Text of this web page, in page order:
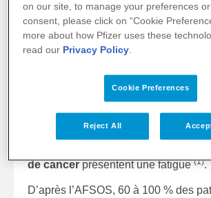
accompagné d’autres mesures. Il
sur le caractère global de cette
qui s’oppose à une fatigue
à une fatigue mentale ou physique
Un phénomène courant
patients atteints de cancer ; il s'agit
de cancerprésentent une fatigue(1).
D’après l’AFSOS, 60 à 100 % des
on our site, to manage your preferences
consent, please click on “Cookie
more about how Pfizer uses these
read our Privacy Policy.
Cookie Preferences
Reject All